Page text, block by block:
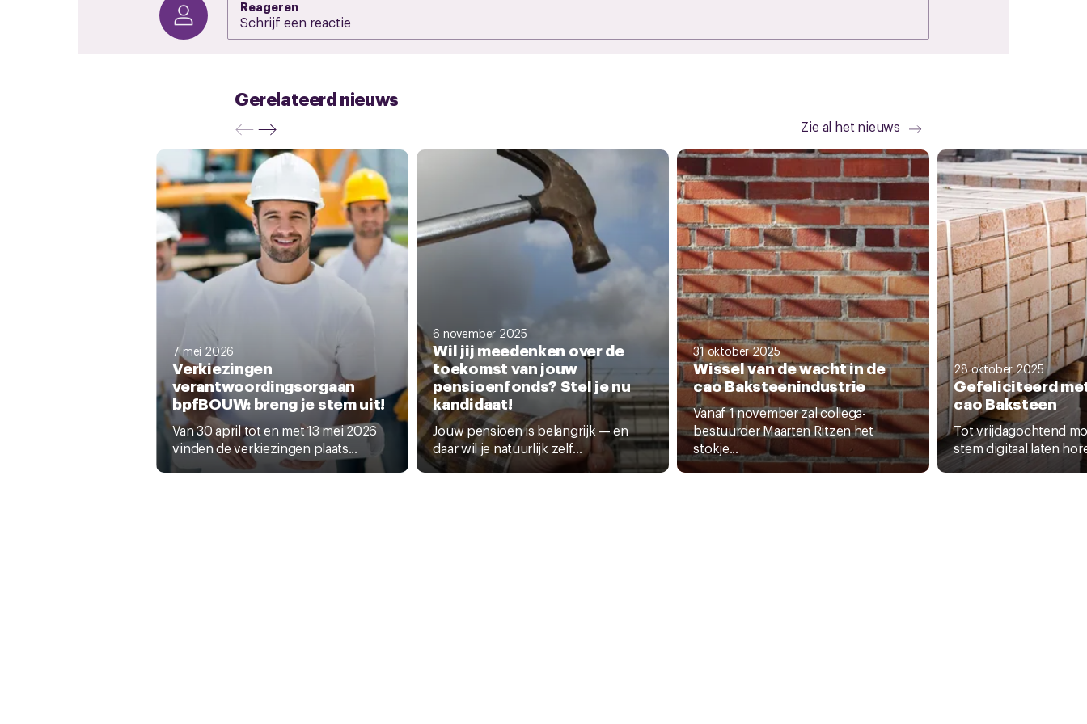
Reageren
Gerelateerd nieuws
Zie al het nieuws
7 mei 2026
Verkiezingen
verantwoordingsorgaan
bpfBOUW: breng je stem uit!
Van 30 april tot en met 13 mei 2026
vinden de verkiezingen plaats...
6 november 2025
Wil jij meedenken over de
toekomst van jouw
pensioenfonds? Stel je nu
kandidaat!
Jouw pensioen is belangrijk — en
daar wil je natuurlijk zelf...
31 oktober 2025
Wissel van de wacht in de
cao Baksteenindustrie
Vanaf 1 november zal collega-
bestuurder Maarten Ritzen het
stokje...
28 oktober 2025
Gefeliciteerd
cao Baksteen
Tot vrijdagochtend
stem digitaal laten